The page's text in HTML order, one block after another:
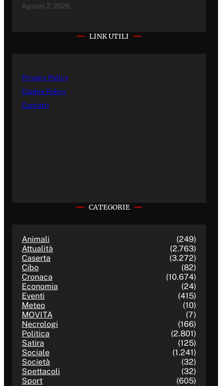
Agosto 2, 2026
LINK UTILI
Privacy Policy
Cookie Policy
Contatti
CATEGORIE
Animali
(249)
Attualità
(2.763)
Caserta
(3.272)
Cibo
(82)
Cronaca
(10.674)
Economia
(24)
Eventi
(415)
Meteo
(10)
MOVITA
(7)
Necrologi
(166)
Politica
(2.801)
Satira
(125)
Sociale
(1.241)
Società
(32)
Spettacoli
(32)
Sport
(605)